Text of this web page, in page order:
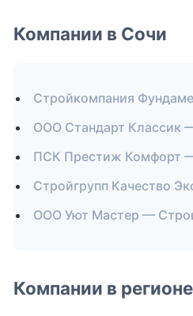
Компании в Сочи
Стройкомпания
ООО Стандарт Классик
ПСК Престиж Комфорт —
Стройгрупп Качество
ООО Уют Мастер —
Компании в